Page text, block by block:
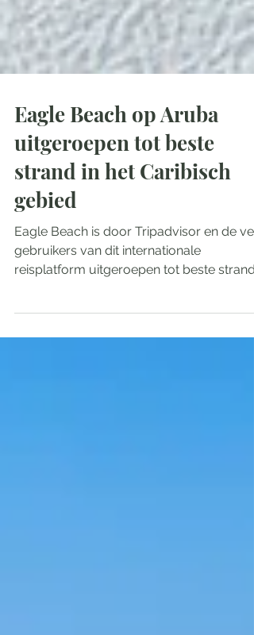
Eagle Beach op Aruba
uitgeroepen tot beste
strand in het Caribisch
gebied
Eagle Beach is door Tripadvisor en de
gebruikers van dit internationale